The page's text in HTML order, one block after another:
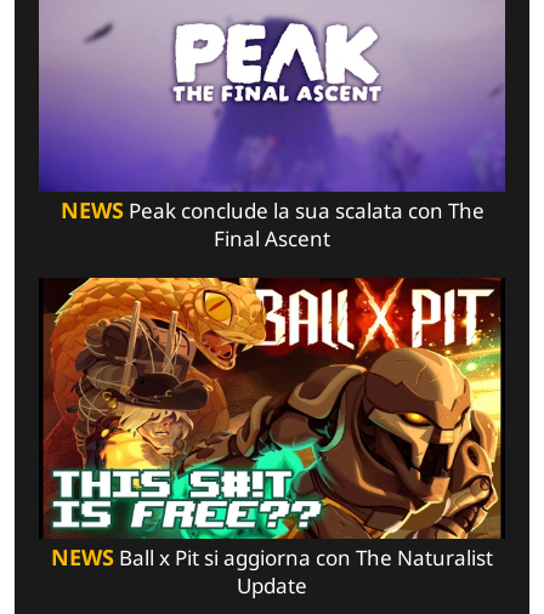
NEWSPeak conclude la sua scalata con The
Final Ascent
NEWS Ball x Pit si aggiorna con The Naturalist
Update